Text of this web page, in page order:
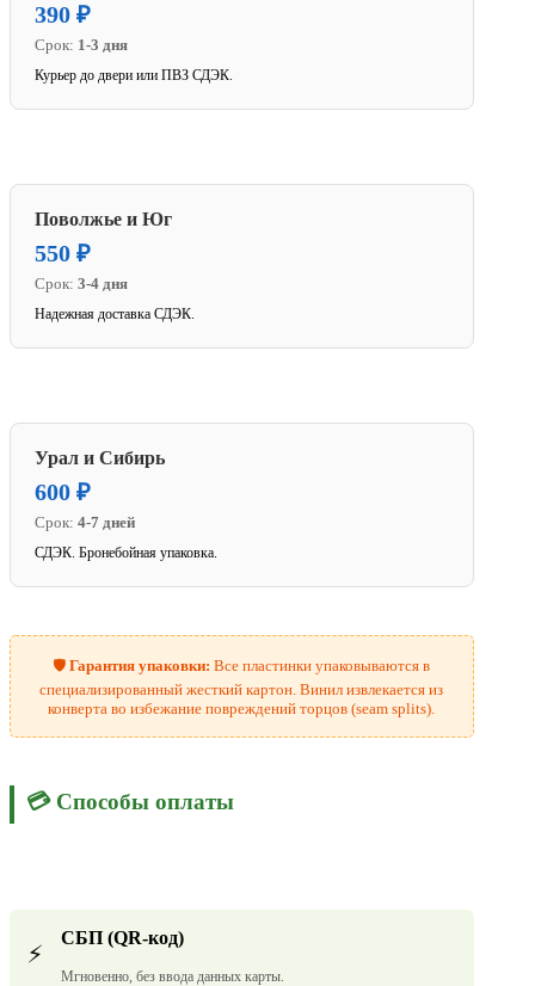
390 ₽
Срок: 1-3 дня
Курьер до двери или ПВЗ СДЭК.
Поволжье и Юг
550 ₽
Срок: 3-4 дня
Надежная доставка СДЭК.
Урал и Сибирь
600 ₽
Срок: 4-7 дней
СДЭК. Бронебойная упаковка.
🛡️Гарантия упаковки: Все пластинки упаковываются в
специализированный жесткий картон. Винил извлекается из
конверта во избежание повреждений торцов (seam splits).
💳 Способы оплаты
⚡
СБП (QR-код)
Мгновенно, без ввода данных карты.